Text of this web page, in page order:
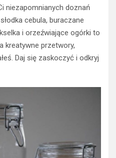
niezapomnianych doznań
cebula, buraczane
i orzeźwiające ogórki to
kreatywne przetwory,
Daj się zaskoczyć i odkryj